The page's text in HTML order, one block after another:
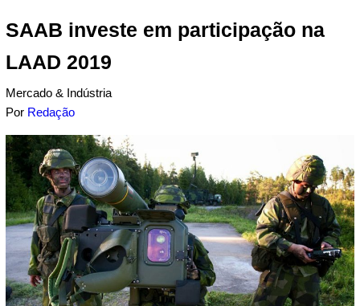
SAAB investe em participação na
LAAD 2019
Mercado & Indústria
Por Redação